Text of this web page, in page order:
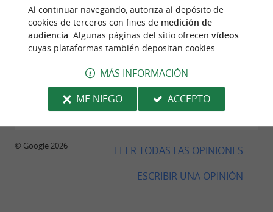
Opinión publicada por Steve Fiorotto el
De l'entrée au dessert on s'est régalé ! En plus des
prix tout a fait correct au vu de la qualité, et la
serveuse au top très agréable et sympathique ! Je
LEER TODAS LAS OPINIONES
ESCRIBIR UNA OPINIÓN
© Google 2026
Al continuar navegando, autoriza al depósito de
cookies de terceros con fines de medición de
audiencia . Algunas páginas del sitio ofrecen vídeos
cuyas plataformas también depositan cookies.
MÁS INFORMACIÓN
ME NIEGO
ACCEPTO